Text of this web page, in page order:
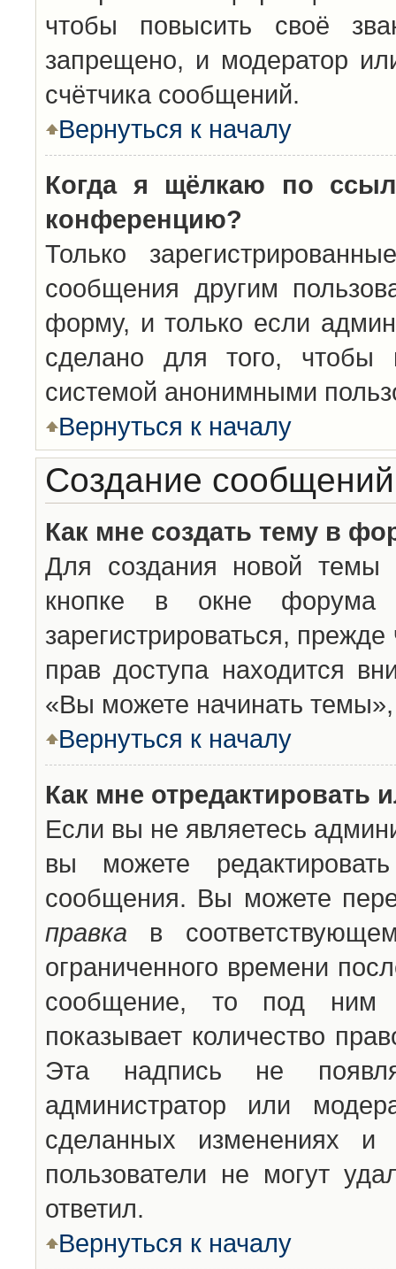
чтобы повысить своё
запрещено, и модератор
счётчика сообщений.
Вернуться к началу
Когда я щёлкаю по
конференцию?
Только
сообщения другим
форму, и только если
сделано для того, чтобы
системой анонимными
Вернуться к началу
Создание сообщений
Как мне создать тему в
Для создания новой темы
кнопке в окне
зарегистрироваться,
прав доступа находится
«Вы можете начинать
Вернуться к началу
Как мне отредактировать
Если вы не являетесь
вы можете
сообщения. Вы можете
правка в
ограниченного времени
сообщение, то под ним
показывает количество
Эта надпись не
администратор или
сделанных изменениях
пользователи не могут
ответил.
Вернуться к началу